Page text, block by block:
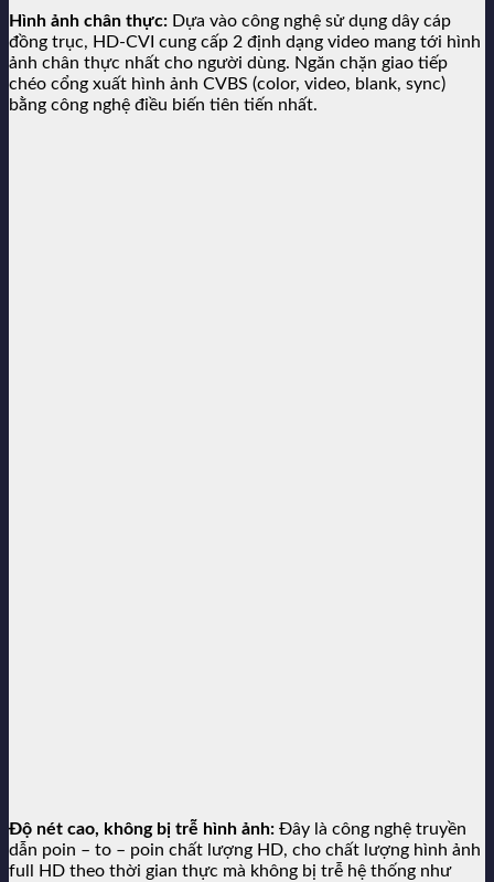
Hình ảnh chân thực: Dựa vào công nghệ sử dụng dây cáp
đồng trục, HD-CVI cung cấp 2 định dạng video mang tới hình
ảnh chân thực nhất cho người dùng. Ngăn chặn giao tiếp
chéo cổng xuất hình ảnh CVBS (color, video, blank, sync)
bằng công nghệ điều biến tiên tiến nhất.
Độ nét cao, không bị trễ hình ảnh: Đây là công nghệ truyền
dẫn poin – to – poin chất lượng HD, cho chất lượng hình ảnh
full HD theo thời gian thực mà không bị trễ hệ thống như